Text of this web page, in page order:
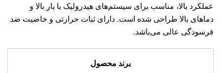
عملکرد بالا، مناسب برای سیستم‌های هیدرولیک با بار بالا و
دماهای بالا طراحی شده است. دارای ثبات حرارتی و خاصیت ضد
فرسودگی عالی می‌باشد.
برند محصول